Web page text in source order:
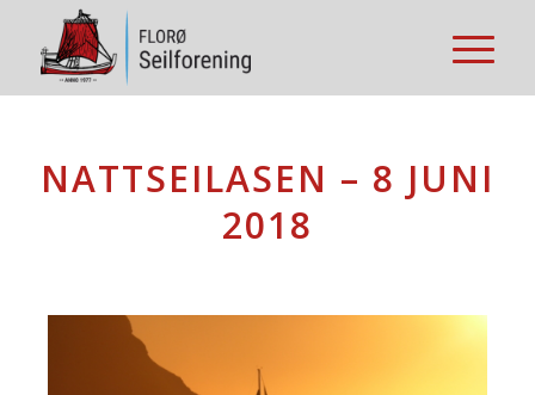
NATTSEILASEN – 8 JUNI
2018